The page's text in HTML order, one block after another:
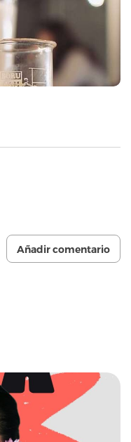
Añadir comentario